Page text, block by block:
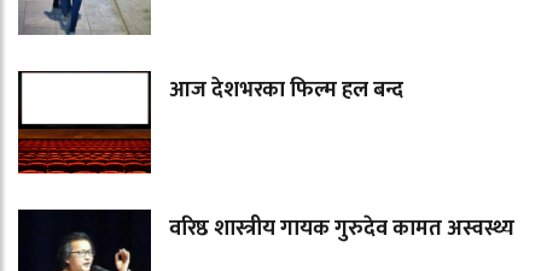
आज देशभरका फिल्म हल बन्द
वरिष्ठ शास्त्रीय गायक गुरुदेव कामत अस्वस्थ्य